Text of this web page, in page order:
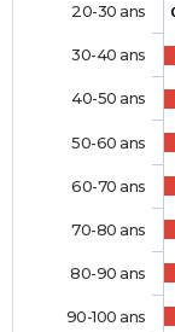
20-30 ans
30-40 ans
40-50 ans
50-60 ans
60-70 ans
70-80 ans
80-90 ans
90-100 ans